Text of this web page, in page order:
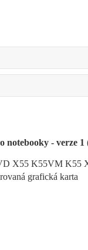
notebooky - verze 1
X55K55VM K55
grafická karta